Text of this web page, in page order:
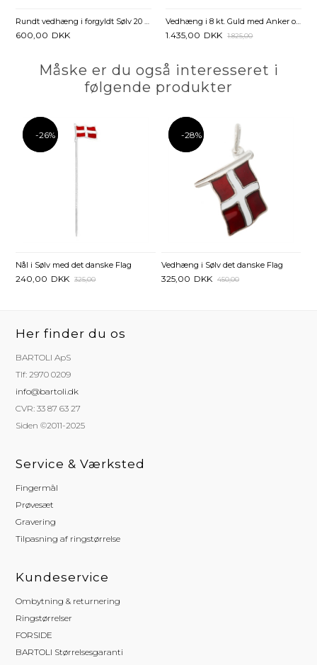
Rundt vedhæng i forgyldt Sølv 20 mm - Mulighed for gravering
600,00 DKK
Vedhæng i 8 kt. Guld med Anker og Zirkoniasten – 12 x 9 mm
1.435,00 DKK 1.825,00
Måske er du også interesseret i
følgende produkter
-26%
-26%
Nål i Sølv med det danske Flag
240,00 DKK 325,00
-28%
-28%
Vedhæng i Sølv det danske Flag
325,00 DKK 450,00
Her finder du os
BARTOLI ApS
Tlf: 2970 0209
info@bartoli.dk
CVR: 33 87 63 27
Siden ©2011-2025
Service & Værksted
Fingermål
Prøvesæt
Gravering
Tilpasning af ringstørrelse
Kundeservice
Ombytning & returnering
Ringstørrelser
FORSIDE
BARTOLI Størrelsesgaranti